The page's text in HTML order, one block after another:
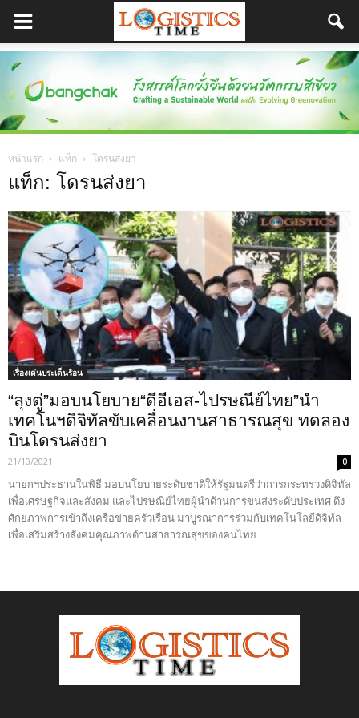
หน้าแรก แท็ก โดรนส่งยา
แท็ก: โดรนส่งยา
เรื่องเด่นประเด็นร้อน
“ลุงตู่”มอบนโยบาย“ดีอีเอส-ไปรษณีย์ไทย”นำ
เทคโนฯดิจิทัลขับเคลื่อนงานสาธารณสุข ทดลอง
บินโดรนส่งยา
21/10/2021 0
นายกฯประธานในพิธี มอบนโยบายระดับชาติให้รัฐมนตรีว่าการกระทรวงดิจิทัล
เพื่อเศรษฐกิจและสังคม และไปรษณีย์ไทยผู้นำด้านการขนส่งระดับประเทศ ดึง
ศักยภาพการเข้าถึงเครือข่ายครัวเรือน มาบูรณาการร่วมกับเทคโนโลยีดิจิทัล
เพื่อเสริมสร้างสังคมคุณภาพด้านสาธารณสุขของคนไทย